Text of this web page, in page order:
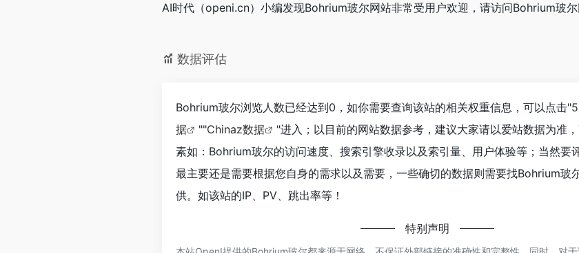
AI时代（openi.cn）小编发现Bohrium玻尔网站非常受用户欢迎，请访问Bohrium玻尔
数据评估
Bohrium玻尔浏览人数已经达到0，如你需要查询该站的相关权重信息，可以点击"
据
""Chinaz数据
"进入；以目前的网站数据参考，建议大家请以爱站数据为准
素如：Bohrium玻尔的访问速度、搜索引擎收录以及索引量、用户体验等；当然要
最主要还是需要根据您自身的需求以及需要，一些确切的数据则需要找Bohrium玻
供。如该站的IP、PV、跳出率等！
特别声明